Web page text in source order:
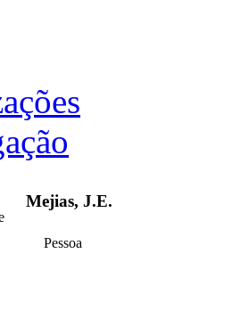
Mejias, J.E.
Pessoa